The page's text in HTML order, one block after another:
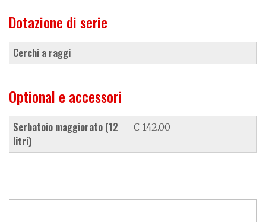
Dotazione di serie
cerchi a raggi
Optional e accessori
serbatoio maggiorato (12
litri)
€ 142.00